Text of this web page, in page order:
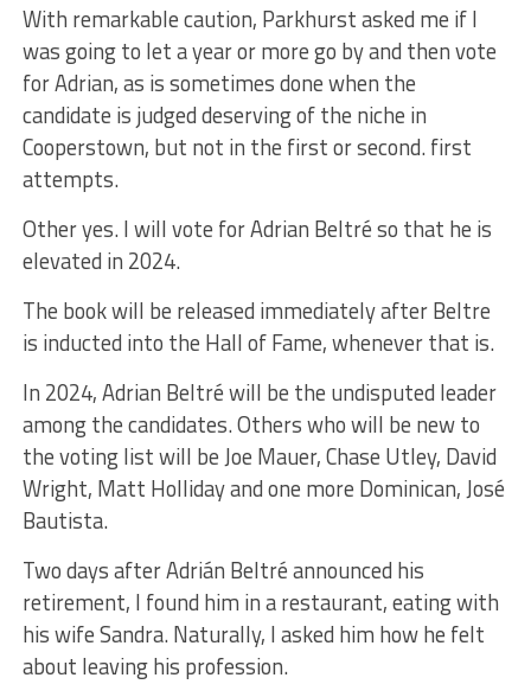
With remarkable caution, Parkhurst asked me if I
was going to let a year or more go by and then vote
for Adrian, as is sometimes done when the
candidate is judged deserving of the niche in
Cooperstown, but not in the first or second. first
attempts.
Other yes. I will vote for Adrian Beltré so that he is
elevated in 2024.
The book will be released immediately after Beltre
is inducted into the Hall of Fame, whenever that is.
In 2024, Adrian Beltré will be the undisputed leader
among the candidates. Others who will be new to
the voting list will be Joe Mauer, Chase Utley, David
Wright, Matt Holliday and one more Dominican, José
Bautista.
Two days after Adrián Beltré announced his
retirement, I found him in a restaurant, eating with
his wife Sandra. Naturally, I asked him how he felt
about leaving his profession.